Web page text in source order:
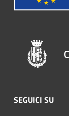
SEGUICI SU